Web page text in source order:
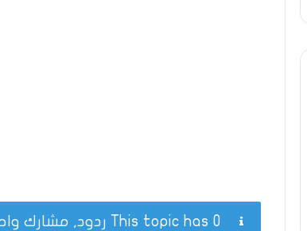
This topic has 0 ردود, مشارك واحد, and was last updated